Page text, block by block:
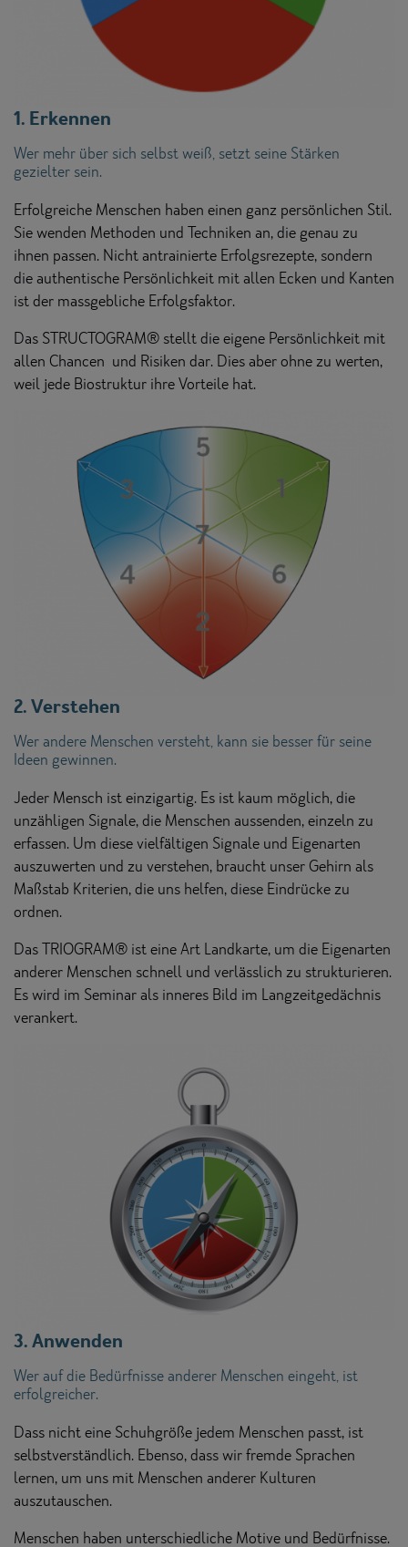
1. Erkennen
Wer mehr über sich selbst weiß, setzt seine Stärken
gezielter sein.
Erfolgreiche Menschen haben einen ganz persönlichen Stil.
Sie wenden Methoden und Techniken an, die genau zu
ihnen passen. Nicht antrainierte Erfolgsrezepte, sondern
die authentische Persönlichkeit mit allen Ecken und Kanten
ist der massgebliche Erfolgsfaktor.
Das STRUCTOGRAM® stellt die eigene Persönlichkeit mit
allen Chancen und Risiken dar. Dies aber ohne zu werten,
weil jede Biostruktur ihre Vorteile hat.
2. Verstehen
Wer andere Menschen versteht, kann sie besser für seine
Ideen gewinnen.
Jeder Mensch ist einzigartig. Es ist kaum möglich, die
unzähligen Signale, die Menschen aussenden, einzeln zu
erfassen. Um diese vielfältigen Signale und Eigenarten
auszuwerten und zu verstehen, braucht unser Gehirn als
Maßstab Kriterien, die uns helfen, diese Eindrücke zu
ordnen.
Das TRIOGRAM® ist eine Art Landkarte, um die Eigenarten
anderer Menschen schnell und verlässlich zu strukturieren.
Es wird im Seminar als inneres Bild im Langzeitgedächnis
verankert.
3. Anwenden
Wer auf die Bedürfnisse anderer Menschen eingeht, ist
erfolgreicher.
Dass nicht eine Schuhgröße jedem Menschen passt, ist
selbstverständlich. Ebenso, dass wir fremde Sprachen
lernen, um uns mit Menschen anderer Kulturen
auszutauschen.
Menschen haben unterschiedliche Motive und Bedürfnisse.